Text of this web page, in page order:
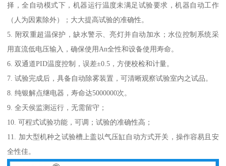
择，全自动模式下，机器运行温度未满足试验要求，机器自动工作
（人为因素除外）；大大提高试验的准确性。
5. 附双重超温保护，缺水警示、亮灯并自动加水；水位控制系统采
用直流低电压输入，确保使用An全性和设备使用寿命。
6. 双通道PID温度控制，误差±0.5，方便校检和计量。
7. 试验完成后，具备自动除雾装置，可清晰观察试验室内之试品。
8. 纯银解点继电器，寿命达5000000次。
9. 全天侯监测运行，无需留守；
10. 可程式试验功能，可调；试验的准确性高；
11. 加大型机种之试验槽上盖以气压缸自动方式开关，操作容易且安
全性佳。